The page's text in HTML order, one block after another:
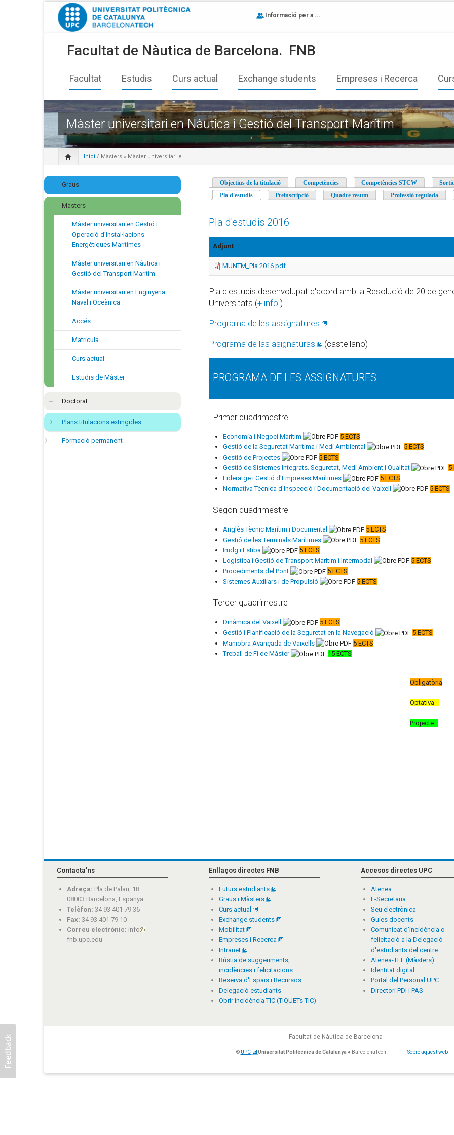
Informació per a ...
Facultat de Nàutica de Barcelona. FNB
Facultat Estudis Curs actual Exchange students Empreses i Recerca
Màster universitari en Nàutica i Gestió del Transport Marítim
Inici / Màsters » Màster universitari e ...
Graus
Màsters
Màster universitari en Gestió i
Operació d’Instal·lacions
Energètiques Marítimes
Màster universitari en Nàutica i
Gestió del Transport Marítim
Màster universitari en Enginyeria
Naval i Oceànica
Accés
Matrícula
Curs actual
Estudis de Màster
Doctorat
Plans titulacions extingides
Formació permanent
Objectius de la titulació Competències Competències STCW
Pla d'estudis (pestanya activa)
Preinscripció Quadre resum Professió regulada
Pla d'estudis 2016
Adjunt
MUNTM_Pla 2016.pdf
Pla d'estudis desenvolupat d'acord amb la Resolució de 20 de
Universitats (+ info )
Programa de les assignatures
Programa de las asignaturas
(castellano)
PROGRAMA DE LES ASSIGNATURES
Primer quadrimestre
Economía i Negoci Marítim
5 ECTS
Gestió de la Seguretat Marítima i Medi Ambiental
5 ECTS
Gestió de Projectes
5 ECTS
Gestió de Sistemes Integrats. Seguretat, Medi Ambient i Qualitat
5
Lideratge i Gestió d'Empreses Marítimes
5 ECTS
Normativa Tècnica d'Inspecció i Documentació del Vaixell
5 ECTS
Segon quadrimestre
Anglès Tècnic Marítim i Documental
5 ECTS
Gestió de les Terminals Marítimes
5 ECTS
Imdg i Estiba
5 ECTS
Logística i Gestió de Transport Marítim i Intermodal
5 ECTS
Procediments del Pont
5 ECTS
Sistemes Auxiliars i de Propulsió
5 ECTS
Tercer quadrimestre
Dinàmica del Vaixell
5 ECTS
Gestió i Planificació de la Seguretat en la Navegació
5 ECTS
Maniobra Avançada de Vaixells
5 ECTS
Treball de Fi de Màster
15 ECTS
Obligatòria
Optativa
Projecte
Contacta'ns
Adreça: Pla de Palau, 18
08003 Barcelona, Espanya
Telèfon: 34 93 401 79 36
Fax: 34 93 401 79 10
Correu electrònic: info
fnb.upc.edu
Enllaços directes FNB
Futurs estudiants
Graus i Màsters
Curs actual
Exchange students
Mobilitat
Empreses i Recerca
Intranet
Bústia de suggeriments,
incidències i felicitacions
Reserva d'Espais i Recursos
Delegació estudiants
Obrir incidència TIC (TIQUETs TIC)
Accesos directes UPC
Atenea
E-Secretaria
Seu electrònica
Guies docents
Comunicat d'incidència o
felicitació a la Delegació
d'estudiants del centre
Atenea-TFE (Màsters)
Identitat digital
Portal del Personal UPC
Directori PDI i PAS
Facultat de Nàutica de Barcelona
© UPC Universitat Politècnica de Catalunya ● BarcelonaTech Sobre aquest web